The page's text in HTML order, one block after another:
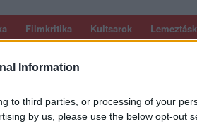
Information
to third parties, or processing of your
by us, please use the below opt-out
Filmkritika Kultsarok
FRISS MAGYAR ZENÉK HETENTE!
EZ MENT HÚSZ ÉVE.